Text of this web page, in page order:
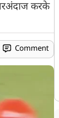
करके
Comment